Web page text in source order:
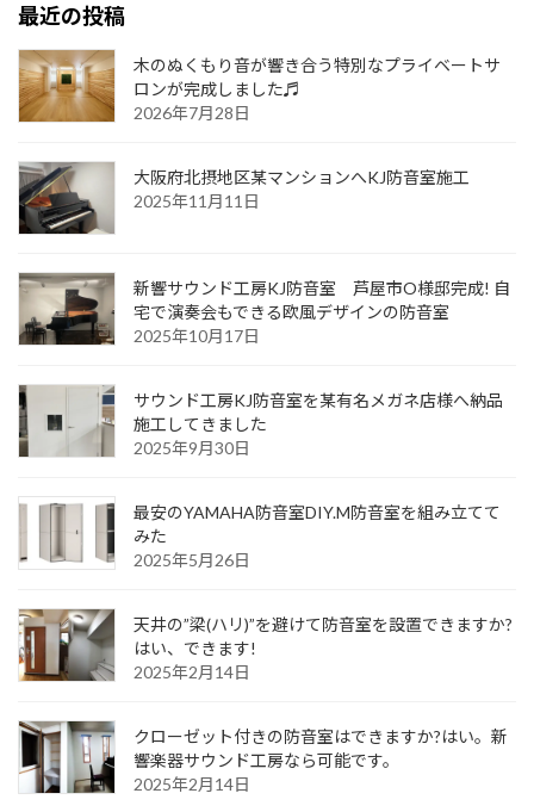
最近の投稿
木のぬくもり音が響き合う特別なプライベートサ
ロンが完成しました♬
2026年7月28日
大阪府北摂地区某マンションへKJ防音室施工
2025年11月11日
新響サウンド工房KJ防音室 芦屋市O様邸完成! 自
宅で演奏会もできる欧風デザインの防音室
2025年10月17日
サウンド工房KJ防音室を某有名メガネ店様へ納品
施工してきました
2025年9月30日
最安のYAMAHA防音室DIY.M防音室を組み立てて
みた
2025年5月26日
天井の”梁(ハリ)”を避けて防音室を設置できますか?
はい、できます!
2025年2月14日
クローゼット付きの防音室はできますか?はい。新
響楽器サウンド工房なら可能です。
2025年2月14日